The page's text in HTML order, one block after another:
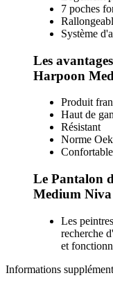
7 poches
Système
Les
Harpoon
Produit
Haut de
Résistant
Norme
Confortable
Le Pantalon
Medium Niva
Les
recherche
et
Informations